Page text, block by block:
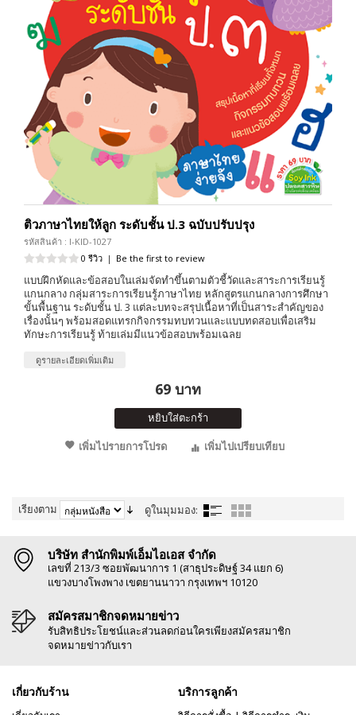
ติวภาษาไทยให้ลูก ระดับชั้น ป.3 ฉบับปรับปรุง
รหัสสินค้า : I-KID-1027
0 รีวิว | Be the first to review
แบบฝึกหัดและข้อสอบในเล่มจัดทำขึ้นตามตัวชี้วัดและสาระการเรียนรู้
แกนกลาง กลุ่มสาระการเรียนรู้ภาษาไทย หลักสูตรแกนกลางการศึกษา
ขั้นพื้นฐาน ระดับชั้น ป. 3 แต่ละบทจะสรุปเนื้อหาที่เป็นสาระสำคัญของ
เรื่องนั้นๆ พร้อมสอดแทรกกิจกรรมทบทวนและแบบทดสอบเพื่อเสริม
ทักษะการเรียนรู้ ท้ายเล่มมีแนวข้อสอบพร้อมเฉลย
ดูรายละเอียดเพิ่มเติม
69 บาท
หยิบใส่ตะกร้า
เพิ่มไปรายการโปรด
เพิ่มไปเปรียบเทียบ
เรียงตาม ดูในมุมมอง:
บริษัท สำนักพิมพ์เอ็มไอเอส จำกัด
เลขที่ 213/3 ซอยพัฒนาการ 1 (สาธุประดิษฐ์ 34 แยก 6)
แขวงบางโพงพาง เขตยานนาวา กรุงเทพฯ 10120
สมัครสมาชิกจดหมายข่าว
รับสิทธิประโยชน์และส่วนลดก่อนใครเพียงสมัครสมาชิก
จดหมายข่าวกับเรา
เกี่ยวกับร้าน บริการลูกค้า